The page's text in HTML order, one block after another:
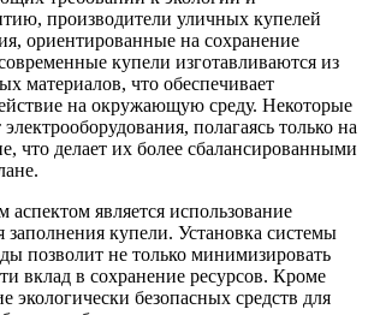
производители уличных купелей
ориентированные на сохранение
купели изготавливаются из
материалов, что обеспечивает
на окружающую среду. Некоторые
полагаясь только на
что делает их более сбалансированными
является использование
купели. Установка системы
позволит не только минимизировать
вклад в сохранение ресурсов. Кроме
экологически безопасных средств для